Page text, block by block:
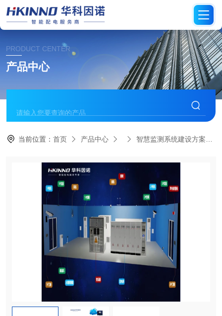
PRODUCT CENTER
产品中心
当前位置：首页 产品中心 智慧监测系统建设方案